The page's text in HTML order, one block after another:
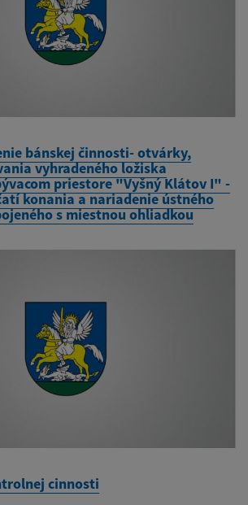
bánskej činnosti- otvárky,
vyhradeného ložiska
priestore "Vyšný Klátov I" -
konania a nariadenie ústného
s miestnou ohliadkou
cinnosti